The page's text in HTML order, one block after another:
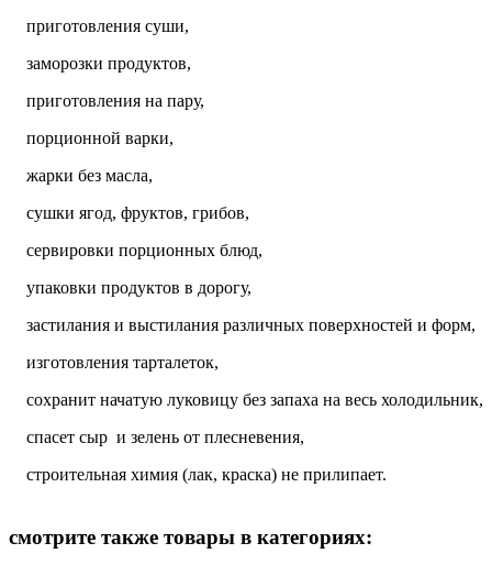
приготовления суши,
заморозки продуктов,
приготовления на пару,
порционной варки,
жарки без масла,
сушки ягод, фруктов, грибов,
сервировки порционных блюд,
упаковки продуктов в дорогу,
застилания и выстилания различных поверхностей и форм,
изготовления тарталеток,
сохранит начатую луковицу без запаха на весь холодильник,
спасет сыр и зелень от плесневения,
строительная химия (лак, краска) не прилипает.
смотрите также товары в категориях: